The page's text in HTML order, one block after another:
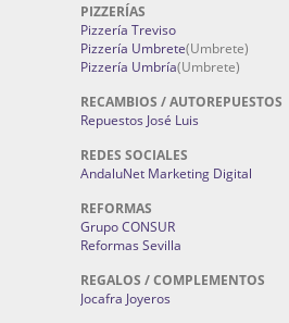
PIZZERÍAS
Pizzería Treviso
Pizzería Umbrete(Umbrete)
Pizzería Umbría(Umbrete)
RECAMBIOS / AUTOREPUESTOS
Repuestos José Luis
REDES SOCIALES
AndaluNet Marketing Digital
REFORMAS
Grupo CONSUR
Reformas Sevilla
REGALOS / COMPLEMENTOS
Jocafra Joyeros